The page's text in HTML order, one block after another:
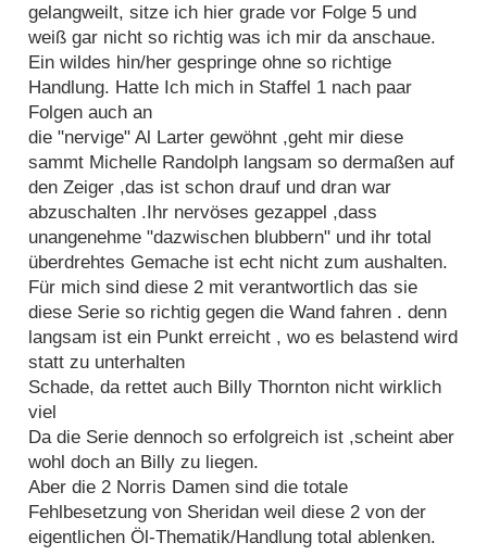
gelangweilt, sitze ich hier grade vor Folge 5 und
weiß gar nicht so richtig was ich mir da anschaue.
Ein wildes hin/her gespringe ohne so richtige
Handlung. Hatte Ich mich in Staffel 1 nach paar
Folgen auch an
die "nervige" Al Larter gewöhnt ,geht mir diese
sammt Michelle Randolph langsam so dermaßen auf
den Zeiger ,das ist schon drauf und dran war
abzuschalten .Ihr nervöses gezappel ,dass
unangenehme "dazwischen blubbern" und ihr total
überdrehtes Gemache ist echt nicht zum aushalten.
Für mich sind diese 2 mit verantwortlich das sie
diese Serie so richtig gegen die Wand fahren . denn
langsam ist ein Punkt erreicht , wo es belastend wird
statt zu unterhalten
Schade, da rettet auch Billy Thornton nicht wirklich
viel
Da die Serie dennoch so erfolgreich ist ,scheint aber
wohl doch an Billy zu liegen.
Aber die 2 Norris Damen sind die totale
Fehlbesetzung von Sheridan weil diese 2 von der
eigentlichen Öl-Thematik/Handlung total ablenken.